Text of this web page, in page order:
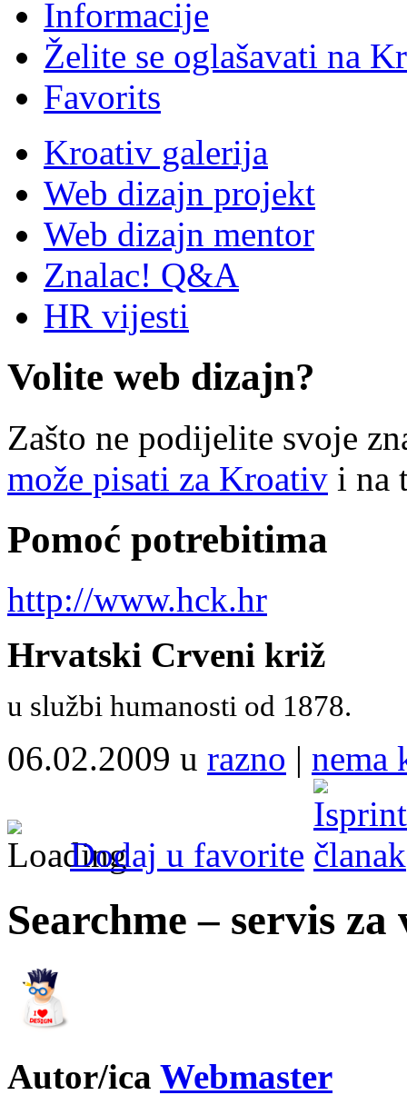
Informacije
Želite se oglašavati na
Favorits
Kroativ galerija
Web dizajn projekt
Web dizajn mentor
Znalac! Q&A
HR vijesti
Volite web dizajn?
Zašto ne podijelite svoje
može pisati za Kroativ i na
Pomoć potrebitima
http://www.hck.hr
Hrvatski Crveni križ
u službi humanosti od 1878.
06.02.2009 u razno | nema
Dodaj u favorite
Searchme – servis
Autor/ica Webmaster